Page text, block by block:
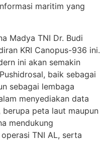
maritim yang
Madya TNI Dr. Budi
KRI Canopus-936 ini.
ini akan semakin
baik sebagai
sebagai lembaga
menyediakan data
peta laut maupun
mendukung
TNI AL, serta